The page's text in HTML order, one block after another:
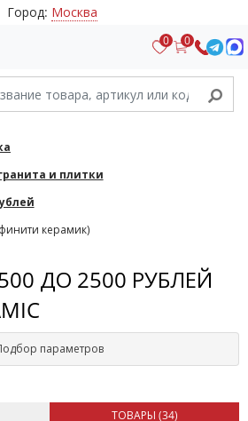
Город: Москва
0 0
и плитки
керамик)
ДО 2500 РУБЛЕЙ
параметров
ТОВАРЫ (34)